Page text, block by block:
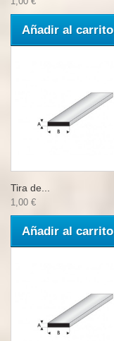
Añadir al carrito
Tira de...
1,00 €
Añadir al carrito